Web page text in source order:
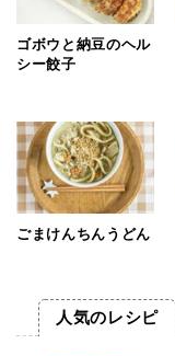
ゴボウと納豆のヘル
シー餃子
ごまけんちんうどん
人気のレシピ